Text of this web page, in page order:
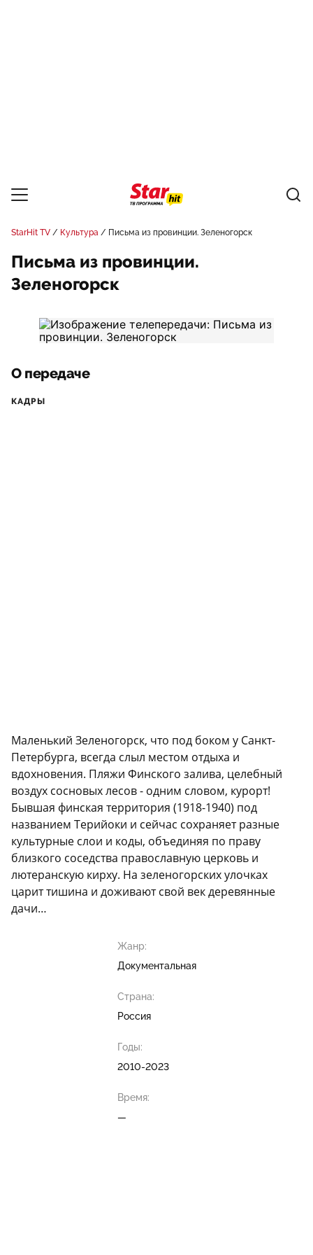
StarHit TV Культура Письма из провинции. Зеленогорск
Письма из провинции.
Зеленогорск
О передаче
КАДРЫ
Маленький Зеленогорск, что под боком у Санкт-
Петербурга, всегда слыл местом отдыха и
вдохновения. Пляжи Финского залива, целебный
воздух сосновых лесов - одним словом, курорт!
Бывшая финская территория (1918-1940) под
названием Терийоки и сейчас сохраняет разные
культурные слои и коды, объединяя по праву
близкого соседства православную церковь и
лютеранскую кирху. На зеленогорских улочках
царит тишина и доживают свой век деревянные
дачи…
Жанр:
Документальная
Страна:
Россия
Годы:
2010-2023
Время:
—